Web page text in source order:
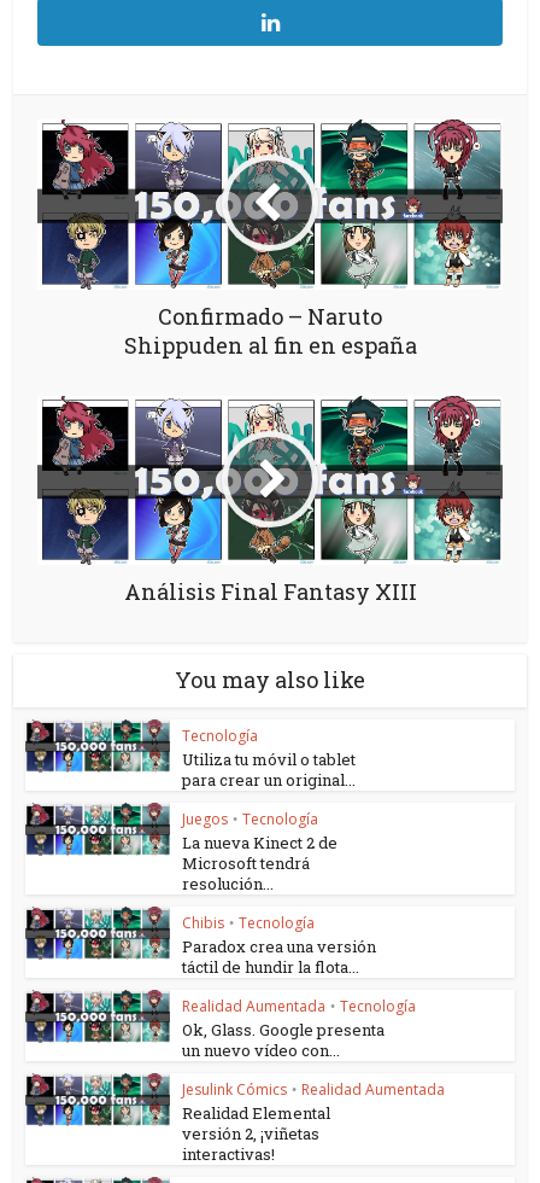
Confirmado – Naruto
Shippuden al fin en españa
Análisis Final Fantasy XIII
You may also like
Tecnología
Utiliza tu móvil o tablet
para crear un original...
Juegos • Tecnología
La nueva Kinect 2 de
Microsoft tendrá
resolución...
Chibis • Tecnología
Paradox crea una versión
táctil de hundir la flota...
Realidad Aumentada • Tecnología
Ok, Glass. Google presenta
un nuevo vídeo con...
Jesulink Cómics • Realidad Aumentada
Realidad Elemental
versión 2, ¡viñetas
interactivas!